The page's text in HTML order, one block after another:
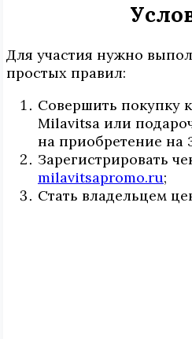
Для участия нужно
простых правил:
Совершить покупку
Milavitsa или
на приобретение на
Зарегистрировать
milavitsapromo.ru;
Стать владельцем